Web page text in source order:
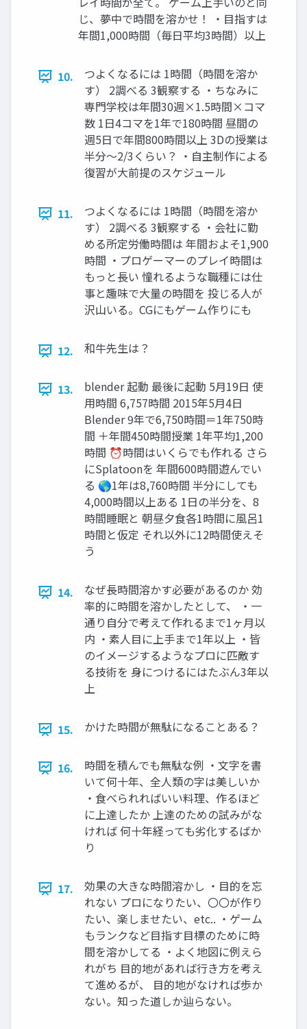
じ、夢中で時間を溶かせ！ ・目指すは
年間1,000時間（毎日平均3時間）以上
10.
つよくなるには 1時間（時間を溶か
す） 2調べる 3観察する ・ちなみに
専門学校は年間30週×1.5時間×コマ
数 1日4コマを1年で180時間 昼間の
週5日で年間800時間以上 3Dの授業は
半分〜2/3くらい？ ・自主制作による
復習が大前提のスケジュール
11.
つよくなるには 1時間（時間を溶か
す） 2調べる 3観察する ・会社に勤
める所定労働時間は 年間およそ1,900
時間 ・プロゲーマーのプレイ時間は
もっと長い 憧れるような職種には仕
事と趣味で大量の時間を 投じる人が
沢山いる。CGにもゲーム作りにも
12. 和牛先生は？
13.
blender 起動 最後に起動 5月19日 使
用時間 6,757時間 2015年5月4日
Blender 9年で6,750時間＝1年750時
間 ＋年間450時間授業 1年平均1,200
時間 ⏰時間はいくらでも作れる さら
にSplatoonを 年間600時間遊んでい
る 🌎1年は8,760時間 半分にしても
4,000時間以上ある 1日の半分を、8
時間睡眠と 朝昼夕食各1時間に風呂1
時間と仮定 それ以外に12時間使えそ
う
14.
なぜ長時間溶かす必要があるのか 効
率的に時間を溶かしたとして、 ・一
通り自分で考えて作れるまで1ヶ月以
内 ・素人目に上手まで1年以上 ・皆
のイメージするようなプロに匹敵す
る技術を 身につけるにはたぶん3年以
上
15. かけた時間が無駄になることある？
16.
時間を積んでも無駄な例 ・文字を書
いて何十年、全人類の字は美しいか
・食べられればいい料理、作るほど
に上達したか 上達のための試みがな
ければ 何十年経っても劣化するばか
り
17.
効果の大きな時間溶かし ・目的を忘
れない プロになりたい、〇〇が作り
たい、楽しませたい、etc.. ・ゲーム
もランクなど目指す目標のために時
間を溶かしてる ・よく地図に例えら
れがち 目的地があれば行き方を考え
て進めるが、 目的地がなければ歩か
ない。知った道しか辿らない。